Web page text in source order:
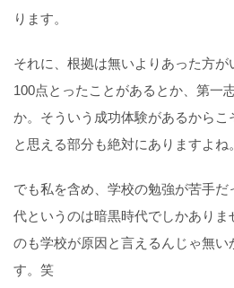
ります。
それに、根拠は無いよりあった方
100点とったことがあるとか、第一
か。そういう成功体験があるからこ
と思える部分も絶対にありますよね。
でも私を含め、学校の勉強が苦手
代というのは暗黒時代でしかありま
のも学校が原因と言えるんじゃ無い
す。笑